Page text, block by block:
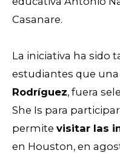
Casanare.
La iniciativa ha sido
estudiantes que una
Rodríguez, fuera
She Is para
permite visitar las
en Houston, en